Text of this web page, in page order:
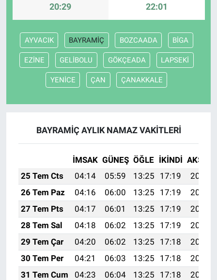
20:29 22:01
AYVACIK BAYRAMİÇ BOZCAADA BİGA
EZİNE GELİBOLU GÖKÇEADA LAPSEKİ
YENİCE ÇAN ÇANAKKALE
BAYRAMİÇ AYLIK NAMAZ VAKITLERI
İMSAK GÜNEŞ ÖĞLE İKINDI AKŞAM
25 Tem Cts
04:14 05:59 13:25 17:19
20:41
26 Tem Paz
04:16 06:00 13:25 17:19
20:41
27 Tem Pts
04:17 06:01 13:25 17:19
20:40
28 Tem Sal
04:18 06:02 13:25 17:19
20:39
29 Tem Çar
04:20 06:02 13:25 17:18
20:38
30 Tem Per
04:21 06:03 13:25 17:18
20:37
31 Tem Cum
04:23 06:04 13:25 17:18
20:36